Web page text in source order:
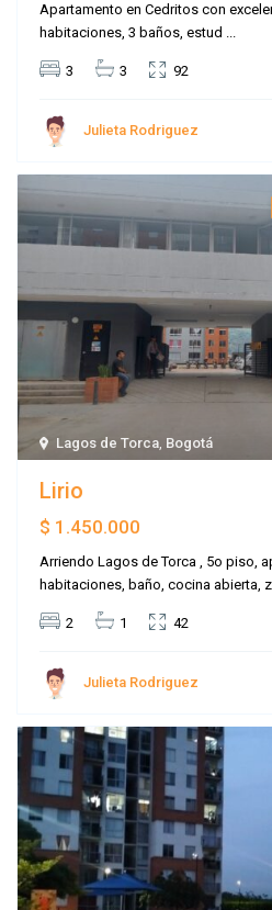
Apartamento en Cedritos con
habitaciones, 3 baños, estud ...
3 3 92
Julieta Rodriguez
Lagos de Torca Bogotá
Lirio
$ 1.450.000
Arriendo Lagos de Torca , 5o piso,
habitaciones, baño, cocina abierta,
2 1 42
Julieta Rodriguez